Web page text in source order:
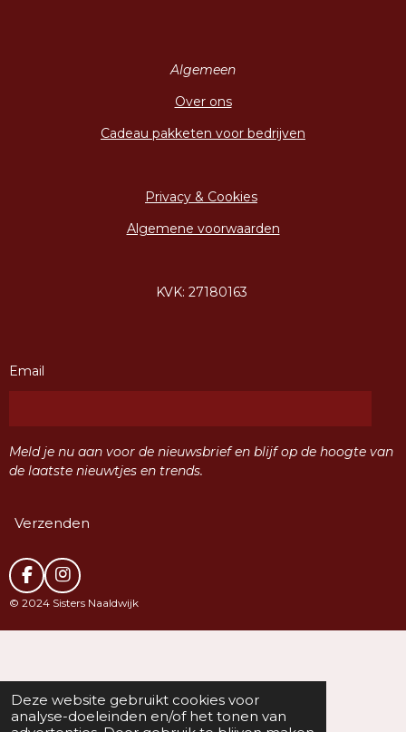
Deze website gebruikt cookies voor
analyse-doeleinden en/of het tonen van
Algemeen
Over ons
Cadeau pakketen voor bedrijven
Privacy & Cookies
Algemene voorwaarden
KVK: 27180163
Email
Meld je nu aan voor de nieuwsbrief en blijf op de hoogte van
de laatste nieuwtjes en trends.
Verzenden
F
a
e
o
k
I
n
t
r
a
m
© 2024 Sisters Naaldwijk